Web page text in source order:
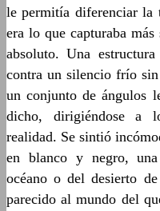
le permitía diferenciar la
era lo que capturaba
absoluto. Una
contra un silencio frío
un conjunto de ángulos
dicho, dirigiéndose a
realidad. Se sintió
en blanco y negro, una
océano o del desierto
parecido al mundo del